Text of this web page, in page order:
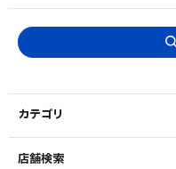
カテゴリ
店舗検索